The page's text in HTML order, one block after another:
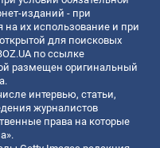
изданий - при
их использование и при
для поисковых
по ссылке
размещен оригинальный
интервью, статьи,
журналистов
права на которые